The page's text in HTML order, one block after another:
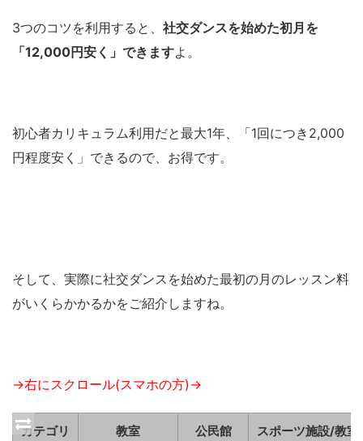
3つのコツを利用すると、 社交ダンスを始めた初月を
「12,000円安く」できますよ。
初心者カリキュラム利用だと最大1年、「1回につき2,000
円程度安く」できるので、お得です。
そして、実際に社交ダンスを始めた最初の月のレッスン料
がいくらかかるかをご紹介しますね。
→右にスクロール(スマホの方)→
カテゴリ 教室 公民館 スポーツ施設/教室